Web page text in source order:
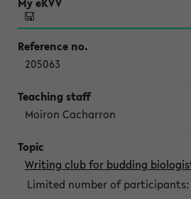
205063
Moiron Cacharron
Writing club for budding
Limited number of participants: